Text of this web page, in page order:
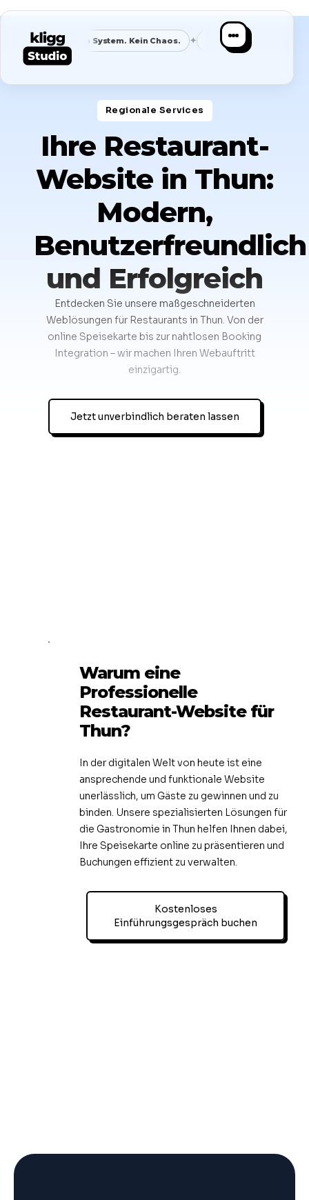
Ein System. Kein Chaos. ✦ Klare Nische ✦ Spezialist statt
Regionale Services​
Ihre Restaurant-
Website in Thun:
Modern,
Benutzerfreundlich
und Erfolgreich
Entdecken Sie unsere maßgeschneiderten
Weblösungen für Restaurants in Thun. Von der
online Speisekarte bis zur nahtlosen Booking
Integration – wir machen Ihren Webauftritt
einzigartig.
Jetzt unverbindlich beraten lassen
Warum eine
Professionelle
Restaurant-Website für
Thun?
In der digitalen Welt von heute ist eine
ansprechende und funktionale Website
unerlässlich, um Gäste zu gewinnen und zu
binden. Unsere spezialisierten Lösungen für
die Gastronomie in Thun helfen Ihnen dabei,
Ihre Speisekarte online zu präsentieren und
Buchungen effizient zu verwalten.
Kostenloses
Einführungsgespräch buchen